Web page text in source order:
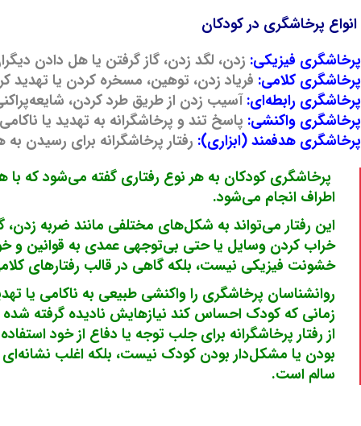
انواع پرخاشگری در کودکان
پرخاشگری فیزیکی: زدن، لگد زدن، گاز گرفتن یا هل دادن
پرخاشگری کلامی: فریاد زدن، توهین، مسخره کردن یا تهدید
پرخاشگری رابطه‌ای:آسیب زدن از طریق طرد کردن،
پرخاشگری واکنشی: پاسخ تند و پرخاشگرانه به تهدید یا
پرخاشگری هدفمند (ابزاری): رفتار پرخاشگرانه برای رسیدن
پرخاشگری کودکان به هر نوع رفتاری گفته می‌شود که
اطراف انجام می‌شود.
این رفتار می‌تواند به شکل‌های مختلفی مانند ضربه زدن،
خراب کردن وسایل یا حتی بی‌توجهی عمدی به قوانین و
خشونت فیزیکی نیست، بلکه گاهی در قالب رفتارهای
روانشناسان پرخاشگری را واکنشی طبیعی به ناکامی یا
زمانی که کودک احساس کند نیازهایش نادیده گرفته
از رفتار پرخاشگرانه برای جلب توجه یا دفاع از خود
بودن یا مشکل‌دار بودن کودک نیست، بلکه اغلب نشانه‌ای
سالم است.